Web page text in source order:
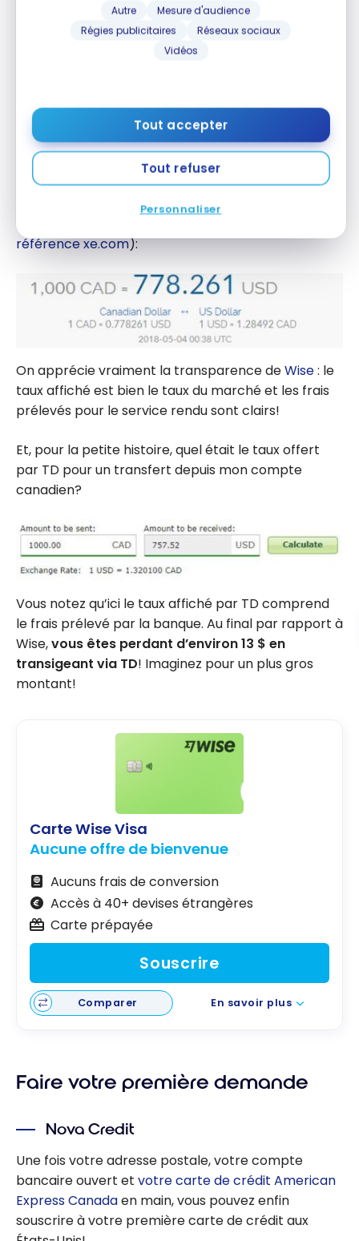
Autre
Mesure d'audience
Régies publicitaires
Réseaux sociaux
Vidéos
Tout accepter
Tout refuser
Personnaliser
Regardez quel était le taux du marché au moment
de l’écriture de cet article (consulté
référence xe.com):
On apprécie vraiment la transparence deWise: le
taux affiché est bien le taux du marché et les frais
prélevés pour le service rendu sont clairs!
Et, pour la petite histoire, quel était le taux offert
par TD pour un transfert depuis mon compte
canadien?
Vous notez qu’ici le taux affiché par TD comprend
le frais prélevé par la banque. Au final par rapport à
Wise,vous êtes perdant d’environ 13 $ en
transigeant via TD! Imaginez pour un plus gros
montant!
Carte Wise Visa
Aucune offre de bienvenue
Aucuns frais de conversion
Accès à 40+ devises étrangères
Carte prépayée
Souscrire
Comparer En savoir plus
Faire votre première demande
Nova Credit
Une fois votre adresse postale, votre compte
bancaire ouvert et votre carte de crédit American
Express Canadaen main, vous pouvez enfin
souscrire à votre première carte de crédit aux